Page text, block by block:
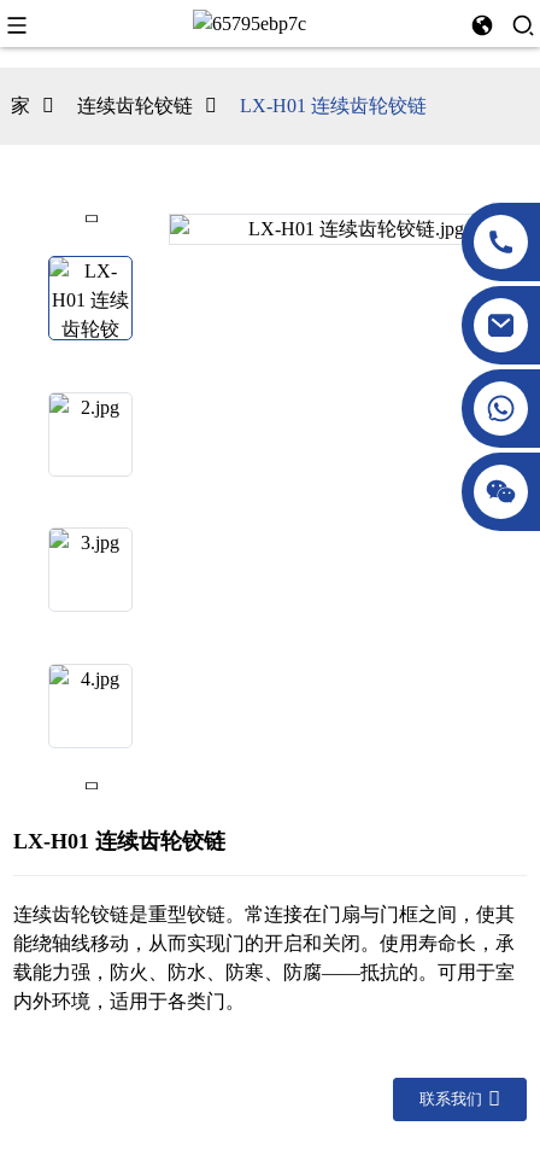
家 连续齿轮铰链 LX-H01 连续齿轮铰链
LX-H01 连续齿轮铰链
连续齿轮铰链是重型铰链。常连接在门扇与门框之间，使其
能绕轴线移动，从而实现门的开启和关闭。使用寿命长，承
载能力强，防火、防水、防寒、防腐——抵抗的。可用于室
内外环境，适用于各类门。
联系我们